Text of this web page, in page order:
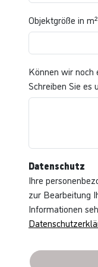
Objektgröße in m²
Können wir noch
Schreiben Sie es
Datenschutz
Ihre
zur Bearbeitung
Informationen